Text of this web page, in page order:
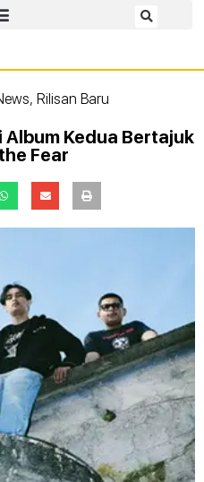
, Rilisan Baru
Kedua Bertajuk
Fear